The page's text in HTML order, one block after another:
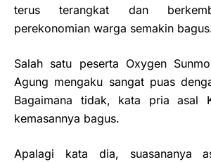
terus terangkat dan
perekonomian warga semakin
Salah satu peserta Oxygen
Agung mengaku sangat puas
Bagaimana tidak, kata pria asal
kemasannya bagus.
Apalagi kata dia, suasananya